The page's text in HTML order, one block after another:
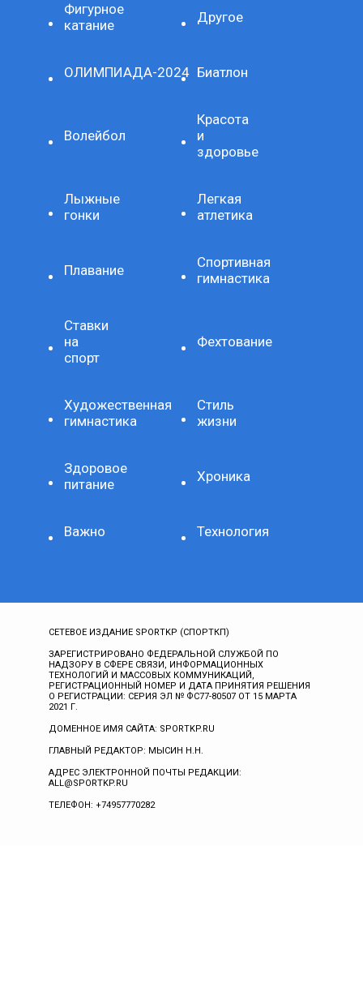
Фигурное
катание
Другое
ОЛИМПИАДА-2024 Биатлон
Волейбол
Красота
и
здоровье
Лыжные
гонки
Легкая
атлетика
Плавание
Спортивная
гимнастика
Ставки
на
спорт
Фехтование
Художественная
гимнастика
Стиль
жизни
Здоровое
питание
Хроника
Важно Технология
СЕТЕВОЕ ИЗДАНИЕ SPORTKP (СПОРТКП)
ЗАРЕГИСТРИРОВАНО ФЕДЕРАЛЬНОЙ СЛУЖБОЙ ПО
НАДЗОРУ В СФЕРЕ СВЯЗИ, ИНФОРМАЦИОННЫХ
ТЕХНОЛОГИЙ И МАССОВЫХ КОММУНИКАЦИЙ,
РЕГИСТРАЦИОННЫЙ НОМЕР И ДАТА ПРИНЯТИЯ РЕШЕНИЯ
О РЕГИСТРАЦИИ: СЕРИЯ ЭЛ № ФС77-80507 ОТ 15 МАРТА
2021 Г.
ДОМЕННОЕ ИМЯ САЙТА: SPORTKP.RU
ГЛАВНЫЙ РЕДАКТОР: МЫСИН Н.Н.
АДРЕС ЭЛЕКТРОННОЙ ПОЧТЫ РЕДАКЦИИ:
ALL@SPORTKP.RU
ТЕЛЕФОН: +74957770282